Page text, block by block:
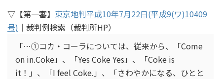
▽【第一審】 東京地判平成10年7月22日(平成9(ワ)10409
号) ｜裁判例検索（裁判所HP）
「…①コカ・コーラについては、従来から、「Come
on in.Coke」、「Yes Coke Yes」、「Coke is
it！」、「I feel Coke.」、「さわやかになる、ひとと